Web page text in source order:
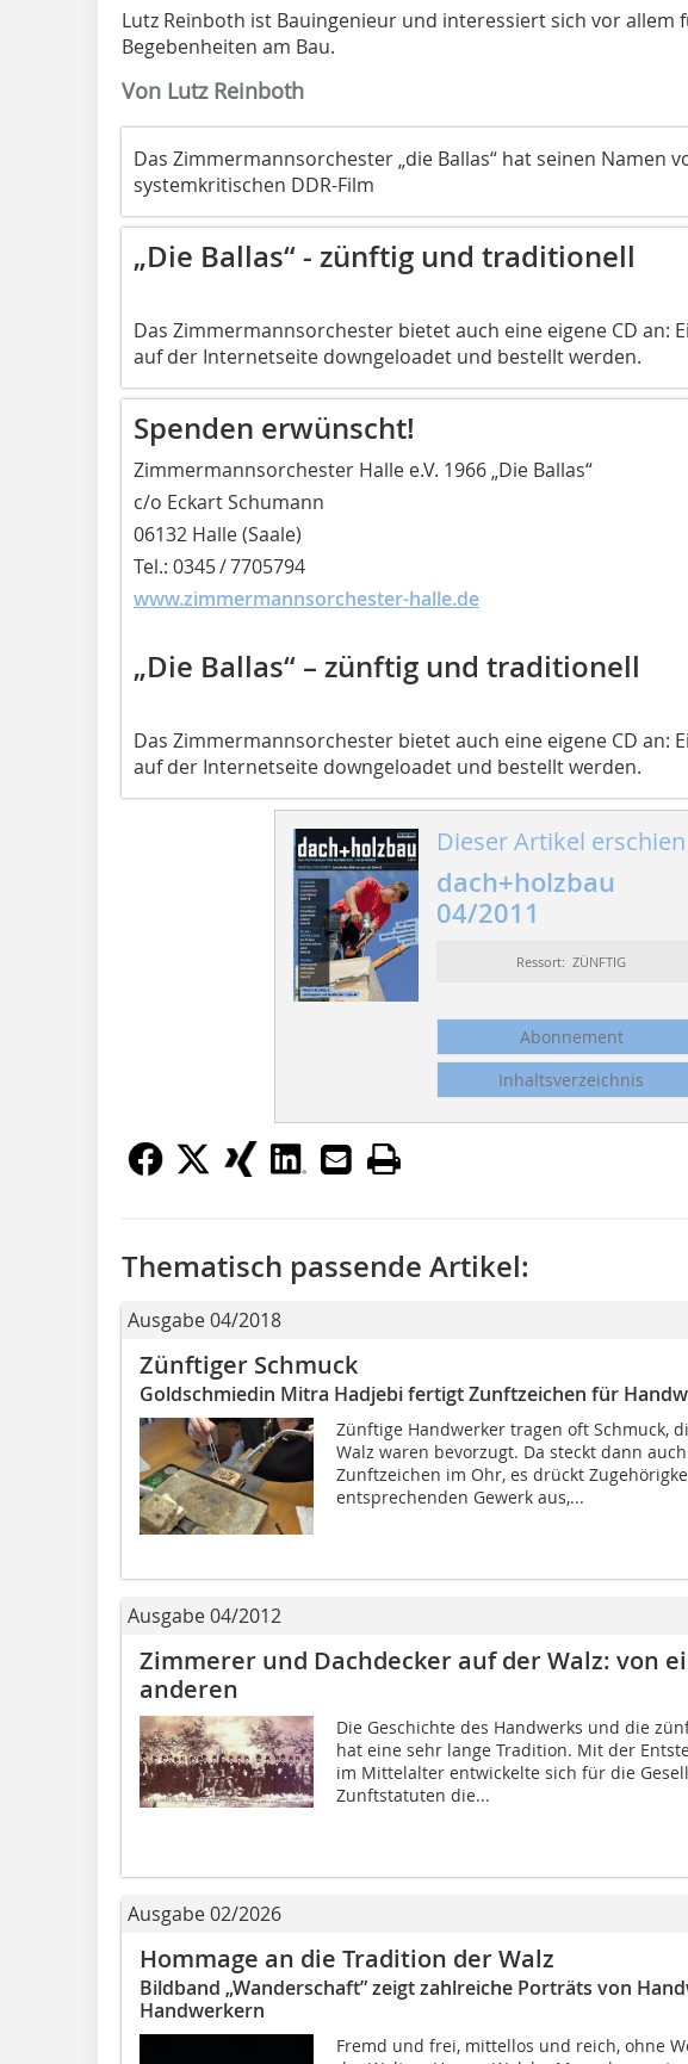
Lutz Reinboth ist Bauingenieur und interessiert sich vor allem
Begebenheiten am Bau.
Von Lutz Reinboth
Das Zimmermannsorchester „die Ballas“ hat seinen Namen
systemkritischen DDR-Film
„Die Ballas“ - zünftig und traditionell
Das Zimmermannsorchester bietet auch eine eigene CD an:
auf der Internetseite downgeloadet und bestellt werden.
Spenden erwünscht!
Zimmermannsorchester Halle e.V. 1966 „Die Ballas“
c/o Eckart Schumann
06132 Halle (Saale)
Tel.: 0345 / 7705794
www.zimmermannsorchester-halle.de
„Die Ballas“ – zünftig und traditionell
Das Zimmermannsorchester bietet auch eine eigene CD an:
auf der Internetseite downgeloadet und bestellt werden.
Dieser Artikel
dach+holzbau
04/2011
Ressort: ZÜNFTIG
Abonnement
Inhaltsverzeichnis
Thematisch passende Artikel:
Ausgabe 04/2018
Zünftiger Schmuck
Goldschmiedin Mitra Hadjebi fertigt Zunftzeichen für
Zünftige Handwerker tragen oft Schmuck,
Walz waren bevorzugt. Da steckt dann
Zunftzeichen im Ohr, es drückt
entsprechenden Gewerk aus,...
Ausgabe 04/2012
Zimmerer und Dachdecker auf der Walz: von
anderen
Die Geschichte des Handwerks und die
hat eine sehr lange Tradition. Mit der
im Mittelalter entwickelte sich für die
Zunftstatuten die...
Ausgabe 02/2026
Hommage an die Tradition der Walz
Bildband „Wanderschaft” zeigt zahlreiche Porträts von
Handwerkern
Fremd und frei, mittellos und reich, ohne